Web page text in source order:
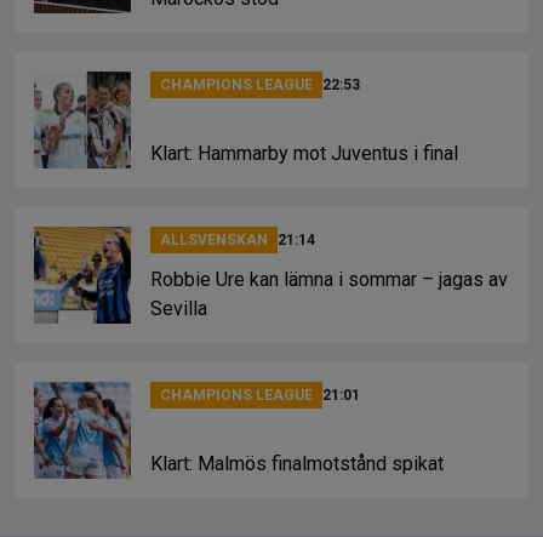
CHAMPIONS LEAGUE 22:53
Klart: Hammarby mot Juventus i final
ALLSVENSKAN 21:14
Robbie Ure kan lämna i sommar – jagas av
Sevilla
CHAMPIONS LEAGUE 21:01
Klart: Malmös finalmotstånd spikat